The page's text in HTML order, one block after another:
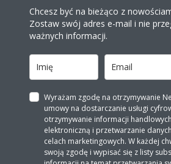
Chcesz być na bieżąco z
Zostaw swój adres e-mail i nie
ważnych informacji.
Wyrażam zgodę na otrzymywanie
umowy na dostarczanie usługi
otrzymywanie informacji
elektroniczną i przetwarzanie
celach marketingowych. W każdej
swoją zgodę i wypisać się z listy